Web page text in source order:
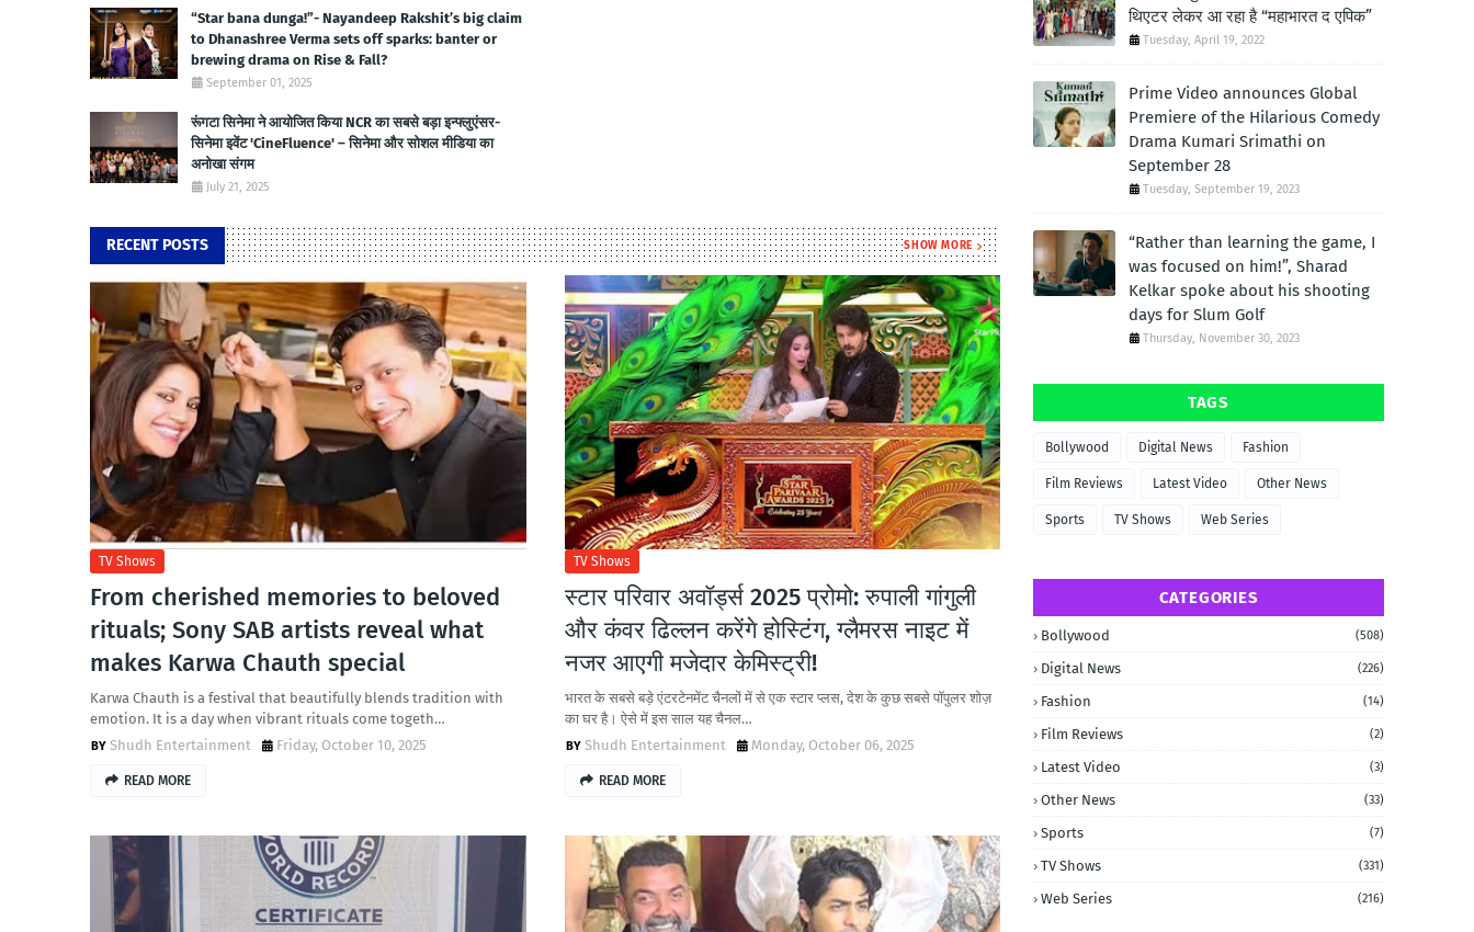
“Star bana dunga!”- Nayandeep Rakshit’s big claim
to Dhanashree Verma sets off sparks: banter or
brewing drama on Rise & Fall?
September 01, 2025
रूंगटा सिनेमा ने आयोजित किया NCR का सबसे बड़ा इन्फ्लुएंसर-
सिनेमा इवेंट 'CineFluence' – सिनेमा और सोशल मीडिया का
अनोखा संगम
July 21, 2025
RECENT POSTS SHOW MORE
TV Shows
From cherished memories to beloved
rituals; Sony SAB artists reveal what
makes Karwa Chauth special
Karwa Chauth is a festival that beautifully blends tradition with
emotion. It is a day when vibrant rituals come togeth…
Shudh Entertainment
Friday, October 10, 2025
READ MORE
TV Shows
स्टार परिवार अवॉर्ड्स 2025 प्रोमो: रुपाली गांगुली
और कंवर ढिल्लन करेंगे होस्टिंग, ग्लैमरस नाइट में
नजर आएगी मजेदार केमिस्ट्री!
भारत के सबसे बड़े एंटरटेनमेंट चैनलों में से एक स्टार प्लस, देश के कुछ सबसे पॉपुलर शोज़
का घर है। ऐसे में इस साल यह चैनल…
Shudh Entertainment
Monday, October 06, 2025
READ MORE
थिएटर लेकर आ रहा है “महाभारत द एपिक”
Tuesday, April 19, 2022
Prime Video announces Global
Premiere of the Hilarious Comedy
Drama Kumari Srimathi on
September 28
Tuesday, September 19, 2023
“Rather than learning the game, I
was focused on him!”, Sharad
Kelkar spoke about his shooting
days for Slum Golf
Thursday, November 30, 2023
TAGS
Bollywood Digital News Fashion
Film Reviews Latest Video Other News
Sports TV Shows Web Series
CATEGORIES
Bollywood (508)
Digital News (226)
Fashion (14)
Film Reviews (2)
Latest Video (3)
Other News (33)
Sports (7)
TV Shows (331)
Web Series (216)